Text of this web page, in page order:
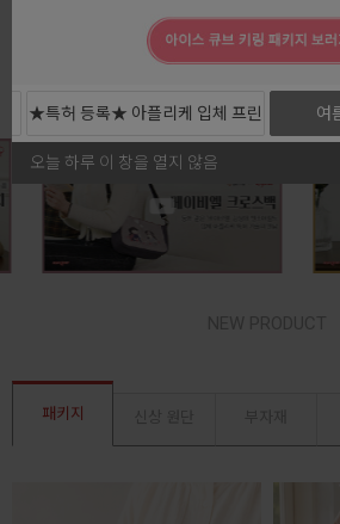
★특허 등록★ 아플리케 입체 프린
트 커트지
여
오늘 하루 이 창을 열지 않음
패키지